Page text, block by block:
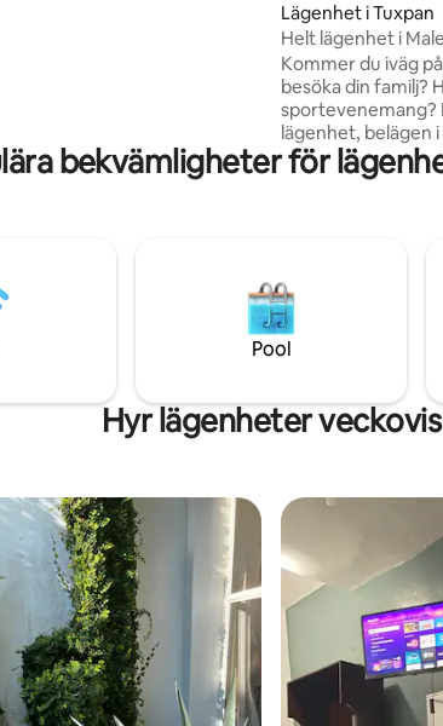
Lägenhet i Tuxpan
Helt lägenhet i
Kommer du iväg
besöka din familj?
sportevenemang? Denna exklusiva
lägenhet, belägen
områdena i
Varje rum har
mässanläggningar
längs vågbrytaren 8 minuters promenad
till iguana reservatet
bekvämligheter för
Pool
Hyr lägenheter veckovis